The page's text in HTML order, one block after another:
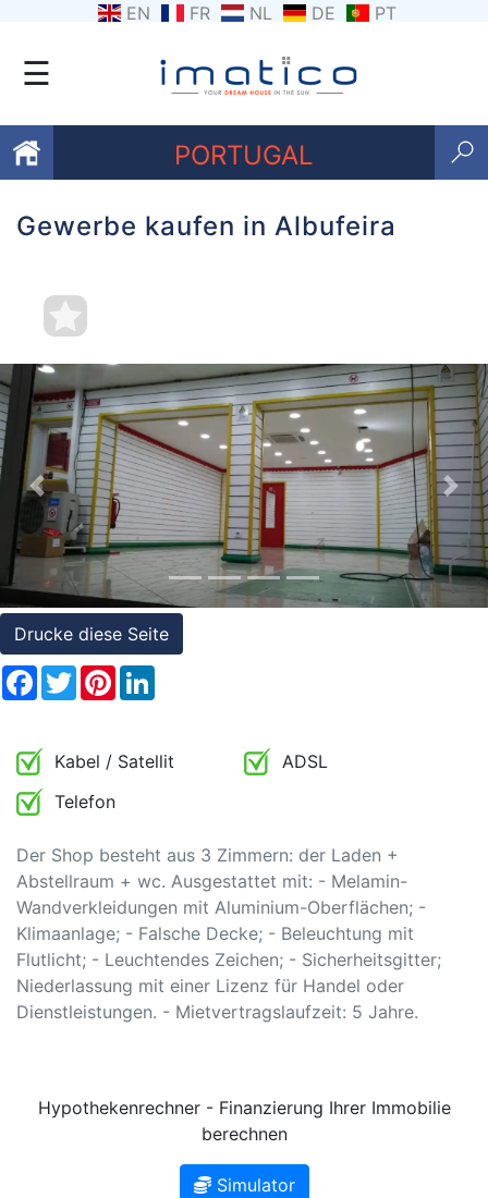
EN FR NL DE PT
☰
PORTUGAL
Favoriten
uns
Kontaktiere
uns
Geschäftsbedingungen
Referenzen
Immobilien
und
Steuerrecht
Gewerbe kaufen in Albufeira
Previous Next
Drucke diese Seite
Facebook
TwitterPinterest
Kabel / Satellit
ADSL
Telefon
Der Shop besteht aus 3 Zimmern: der Laden +
Abstellraum + wc. Ausgestattet mit: - Melamin-
Wandverkleidungen mit Aluminium-Oberflächen; -
Klimaanlage; - Falsche Decke; - Beleuchtung mit
Flutlicht; - Leuchtendes Zeichen; - Sicherheitsgitter;
Niederlassung mit einer Lizenz für Handel oder
Dienstleistungen. - Mietvertragslaufzeit: 5 Jahre.
Hypothekenrechner - Finanzierung Ihrer Immobilie
berechnen
Simulator